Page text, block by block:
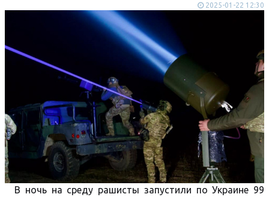
2025-01-22 12:30
В ночь на среду рашисты запустили по Украине 99